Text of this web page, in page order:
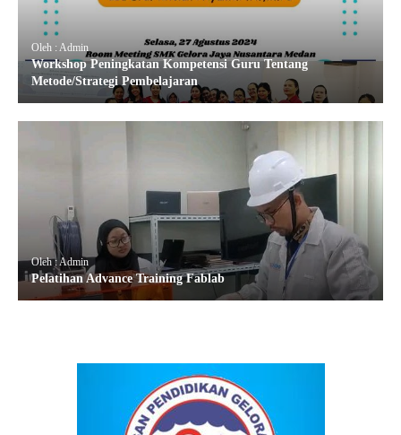
Oleh : Admin
Workshop Peningkatan Kompetensi Guru Tentang
Metode/Strategi Pembelajaran
Oleh : Admin
Pelatihan Advance Training Fablab